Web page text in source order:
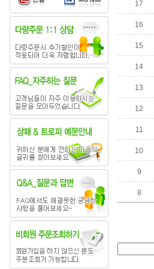
17
16
15
14
13
12
11
10
9
8